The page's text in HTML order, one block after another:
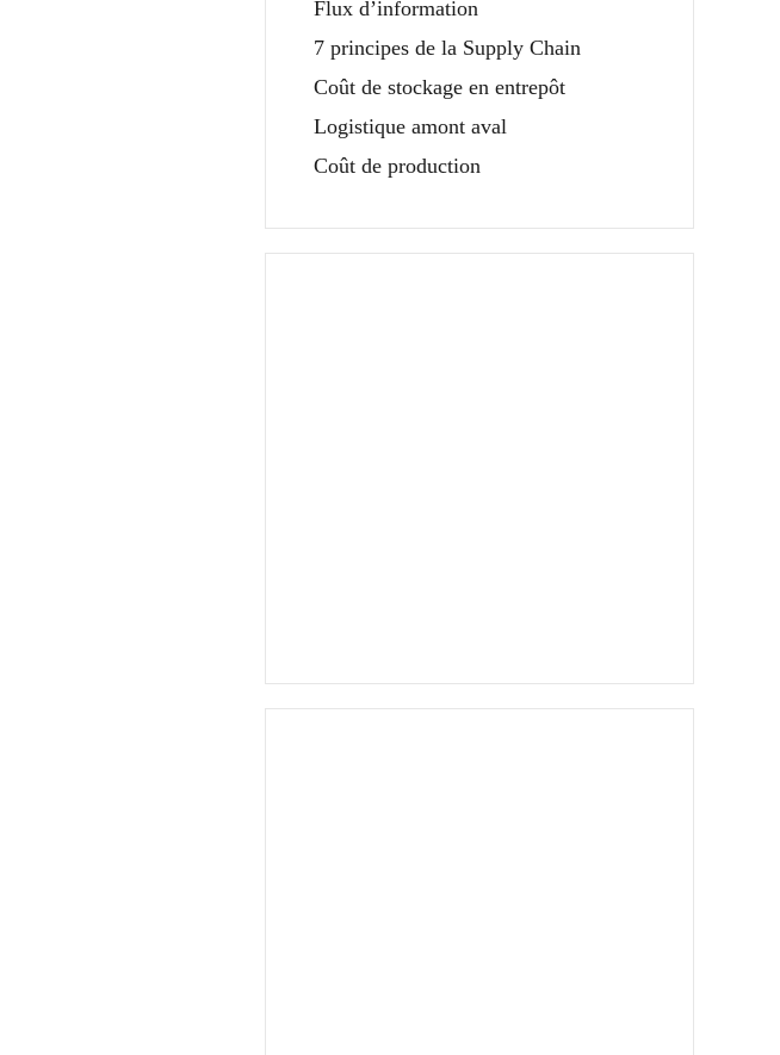
Flux d’information
7 principes de la Supply Chain
Coût de stockage en entrepôt
Logistique amont aval
Coût de production